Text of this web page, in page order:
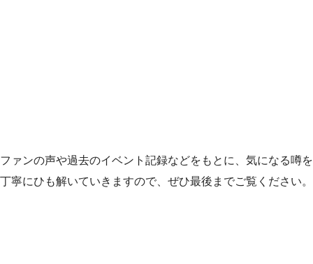
ファンの声や過去のイベント記録などをもとに、気になる噂を
丁寧にひも解いていきますので、ぜひ最後までご覧ください。